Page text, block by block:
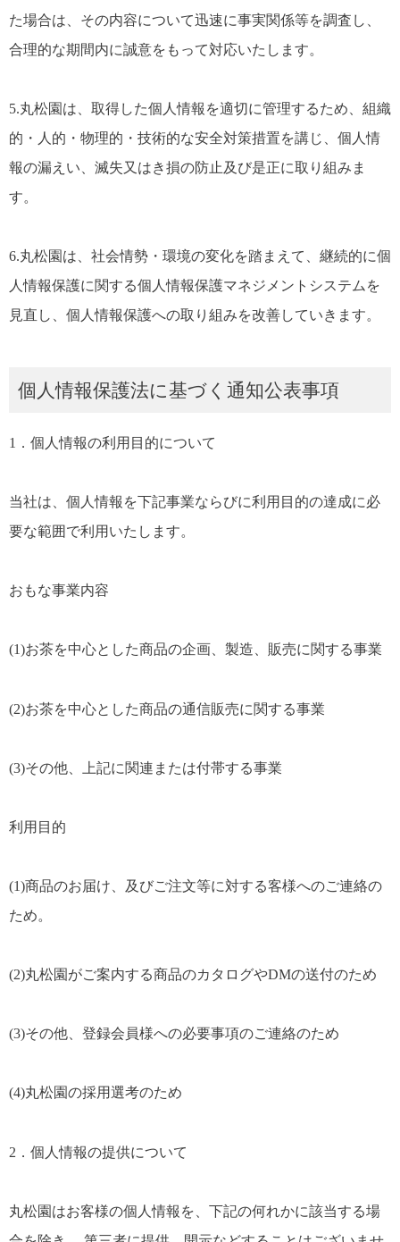
た場合は、その内容について迅速に事実関係等を調査し、
合理的な期間内に誠意をもって対応いたします。
5.丸松園は、取得した個人情報を適切に管理するため、組織
的・人的・物理的・技術的な安全対策措置を講じ、個人情
報の漏えい、滅失又はき損の防止及び是正に取り組みま
す。
6.丸松園は、社会情勢・環境の変化を踏まえて、継続的に個
人情報保護に関する個人情報保護マネジメントシステムを
見直し、個人情報保護への取り組みを改善していきます。
個人情報保護法に基づく通知公表事項
1．個人情報の利用目的について
当社は、個人情報を下記事業ならびに利用目的の達成に必
要な範囲で利用いたします。
おもな事業内容
(1)お茶を中心とした商品の企画、製造、販売に関する事業
(2)お茶を中心とした商品の通信販売に関する事業
(3)その他、上記に関連または付帯する事業
利用目的
(1)商品のお届け、及びご注文等に対する客様へのご連絡の
ため。
(2)丸松園がご案内する商品のカタログやDMの送付のため
(3)その他、登録会員様への必要事項のご連絡のため
(4)丸松園の採用選考のため
2．個人情報の提供について
丸松園はお客様の個人情報を、下記の何れかに該当する場